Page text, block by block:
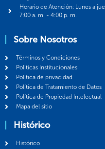
Horario de Atención: Lunes a
7:00 a. m. - 4:00 p. m.
Sobre Nosotros
Términos y Condiciones
Politicas Institucionales
Política de privacidad
Política de Tratamiento de Datos
Política de Propiedad Intelectual
Mapa del sitio
Histórico
Histórico